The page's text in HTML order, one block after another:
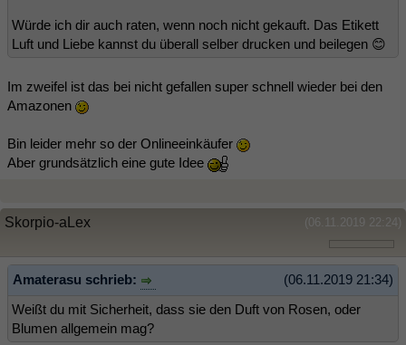
Würde ich dir auch raten, wenn noch nicht gekauft. Das Etikett
Luft und Liebe kannst du überall selber drucken und beilegen 😊
Im zweifel ist das bei nicht gefallen super schnell wieder bei den
Amazonen
Bin leider mehr so der Onlineeinkäufer
Aber grundsätzlich eine gute Idee
(06.11.2019 22:24)
Skorpio-aLex
(06.11.2019 21:34)
Amaterasu schrieb:
Weißt du mit Sicherheit, dass sie den Duft von Rosen, oder
Blumen allgemein mag?